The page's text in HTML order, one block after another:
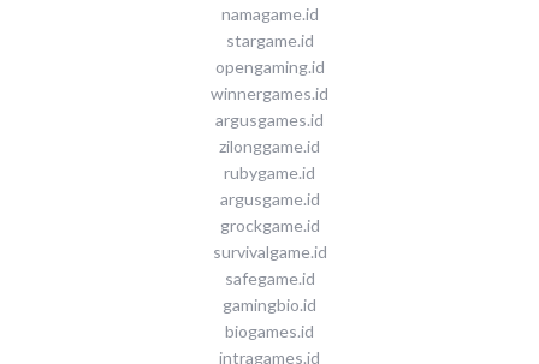
namagame.id
stargame.id
opengaming.id
winnergames.id
argusgames.id
zilonggame.id
rubygame.id
argusgame.id
grockgame.id
survivalgame.id
safegame.id
gamingbio.id
biogames.id
intragames.id